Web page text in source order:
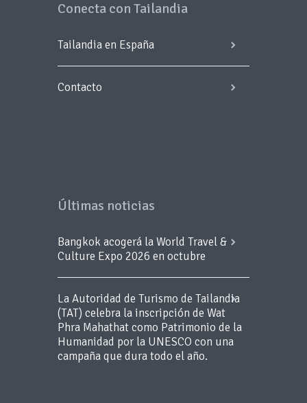
Conecta con Tailandia
Tailandia en España
Contacto
Últimas noticias
Bangkok acogerá la World Travel &
Culture Expo 2026 en octubre
La Autoridad de Turismo de Tailandia
(TAT) celebra la inscripción de Wat
Phra Mahathat como Patrimonio de la
Humanidad por la UNESCO con una
campaña que dura todo el año.